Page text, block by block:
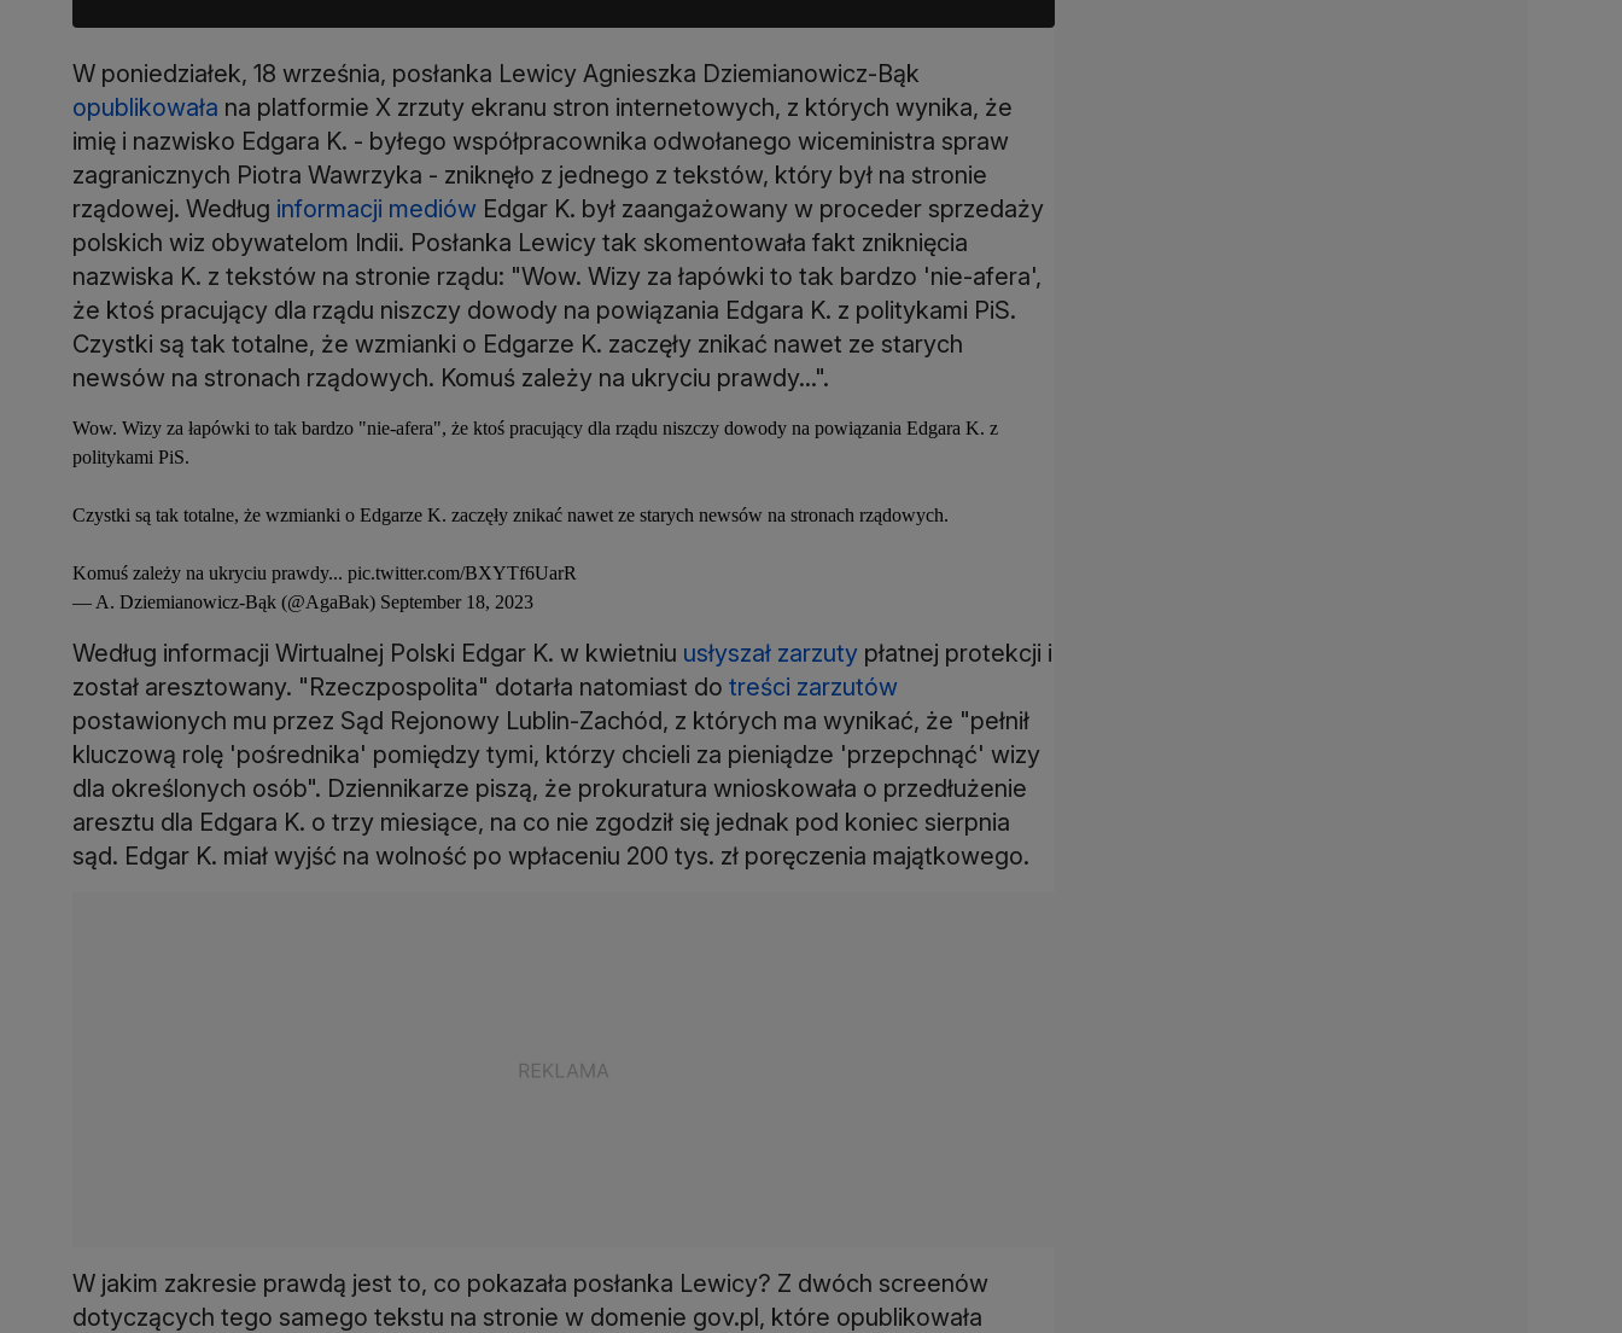
W poniedziałek, 18 września, posłanka Lewicy Agnieszka Dziemianowicz-Bąk
opublikowała na platformie X zrzuty ekranu stron internetowych, z których wynika, że
imię i nazwisko Edgara K. - byłego współpracownika odwołanego wiceministra spraw
zagranicznych Piotra Wawrzyka - zniknęło z jednego z tekstów, który był na stronie
rządowej. Według informacji mediów Edgar K. był zaangażowany w proceder sprzedaży
polskich wiz obywatelom Indii. Posłanka Lewicy tak skomentowała fakt zniknięcia
nazwiska K. z tekstów na stronie rządu: "Wow. Wizy za łapówki to tak bardzo 'nie-afera',
że ktoś pracujący dla rządu niszczy dowody na powiązania Edgara K. z politykami PiS.
Czystki są tak totalne, że wzmianki o Edgarze K. zaczęły znikać nawet ze starych
newsów na stronach rządowych. Komuś zależy na ukryciu prawdy...".
Wow. Wizy za łapówki to tak bardzo "nie-afera", że ktoś pracujący dla rządu niszczy dowody na powiązania Edgara K. z
politykami PiS.
Czystki są tak totalne, że wzmianki o Edgarze K. zaczęły znikać nawet ze starych newsów na stronach rządowych.
Komuś zależy na ukryciu prawdy... pic.twitter.com/BXYTf6UarR
— A. Dziemianowicz-Bąk (@AgaBak) September 18, 2023
Według informacji Wirtualnej Polski Edgar K. w kwietniu usłyszał zarzuty płatnej protekcji i
został aresztowany. "Rzeczpospolita" dotarła natomiast do treści zarzutów
postawionych mu przez Sąd Rejonowy Lublin-Zachód, z których ma wynikać, że "pełnił
kluczową rolę 'pośrednika' pomiędzy tymi, którzy chcieli za pieniądze 'przepchnąć' wizy
dla określonych osób". Dziennikarze piszą, że prokuratura wnioskowała o przedłużenie
aresztu dla Edgara K. o trzy miesiące, na co nie zgodził się jednak pod koniec sierpnia
sąd. Edgar K. miał wyjść na wolność po wpłaceniu 200 tys. zł poręczenia majątkowego.
W jakim zakresie prawdą jest to, co pokazała posłanka Lewicy? Z dwóch screenów
dotyczących tego samego tekstu na stronie w domenie gov.pl, które opublikowała